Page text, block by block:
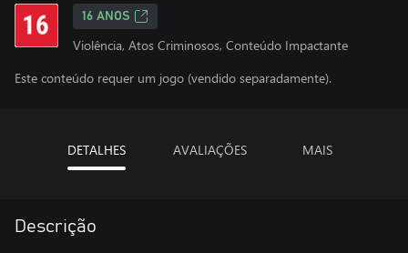
16 ANOS
Violência, Atos Criminosos, Conteúdo Impactante
Este conteúdo requer um jogo (vendido separadamente).
DETALHES AVALIAÇÕES MAIS
Descrição